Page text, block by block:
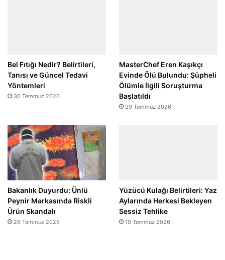
Bel Fıtığı Nedir? Belirtileri,
Tanısı ve Güncel Tedavi
Yöntemleri
30 Temmuz 2026
MasterChef Eren Kaşıkçı
Evinde Ölü Bulundu: Şüpheli
Ölümle İlgili Soruşturma
Başlatıldı
29 Temmuz 2026
Bakanlık Duyurdu: Ünlü
Peynir Markasında Riskli
Ürün Skandalı
26 Temmuz 2026
Yüzücü Kulağı Belirtileri: Yaz
Aylarında Herkesi Bekleyen
Sessiz Tehlike
19 Temmuz 2026